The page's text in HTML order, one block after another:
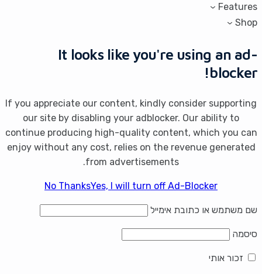
Features
Shop
It looks like you're using an ad-
blocker!
If you appreciate our content, kindly consider supporting
our site by disabling your adblocker. Our ability to
continue producing high-quality content, which you can
enjoy without any cost, relies on the revenue generated
from advertisements.
Yes, I will turn off Ad-Blocker
No Thanks
שם משתמש או כתובת אימייל
סיסמה
זכור אותי